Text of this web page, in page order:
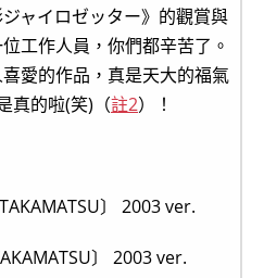
ャイロゼッター》的觀賞與
工作人員，你們都辛苦了。
愛的作品，真是天大的福氣
真的啦(笑)（註2）！
〕 2003 ver.